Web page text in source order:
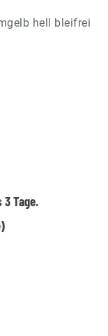
hell bleifrei
3 Tage.